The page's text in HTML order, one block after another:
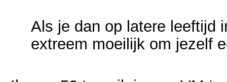
Als je dan op latere leeftijd
extreem moeilijk om jezelf